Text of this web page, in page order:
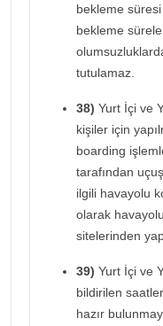
bekleme
bekleme
tutulamaz.
38) Yurt İçi ve
kişiler için
boarding
tarafından
ilgili havayolu
olarak
sitelerinden
39) Yurt İçi ve
bildirilen
hazır